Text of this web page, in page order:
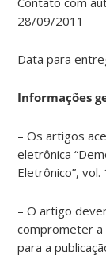
28/09/2011
Data para
Informações
– Os artigos
eletrônica
Eletrônico”, vol.
– O artigo
comprometer a
para a